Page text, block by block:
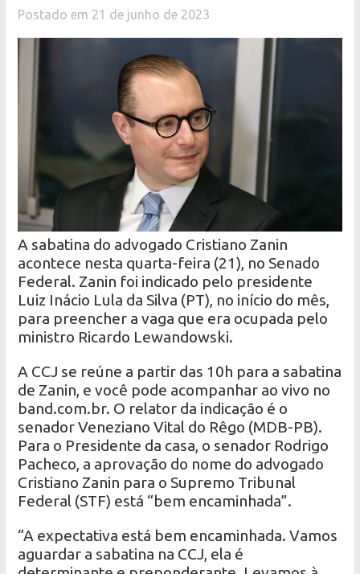
Postado em 21 de junho de 2023
A sabatina do advogado Cristiano Zanin
acontece nesta quarta-feira (21), no Senado
Federal. Zanin foi indicado pelo presidente
Luiz Inácio Lula da Silva (PT), no início do mês,
para preencher a vaga que era ocupada pelo
ministro Ricardo Lewandowski.
A CCJ se reúne a partir das 10h para a sabatina
de Zanin, e você pode acompanhar ao vivo no
band.com.br. O relator da indicação é o
senador Veneziano Vital do Rêgo (MDB-PB).
Para o Presidente da casa, o senador Rodrigo
Pacheco, a aprovação do nome do advogado
Cristiano Zanin para o Supremo Tribunal
Federal (STF) está “bem encaminhada”.
“A expectativa está bem encaminhada. Vamos
aguardar a sabatina na CCJ, ela é